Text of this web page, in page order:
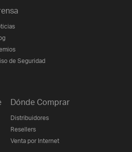
de Seguridad
Dónde Comprar
Distribuidores
Resellers
Venta por Internet